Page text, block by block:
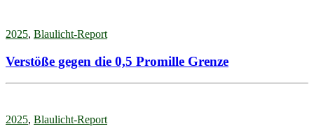
2025, Blaulicht-Report
Verstöße gegen die 0,5 Promille Grenze
2025, Blaulicht-Report